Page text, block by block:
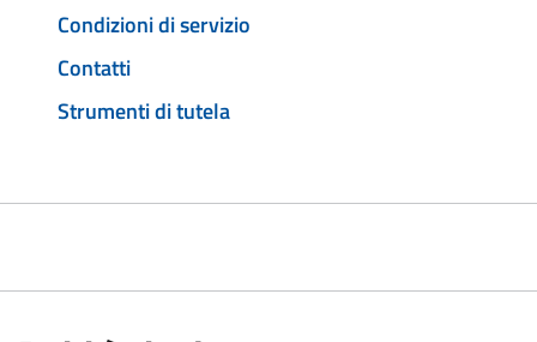
Condizioni di servizio
Contatti
Strumenti di tutela